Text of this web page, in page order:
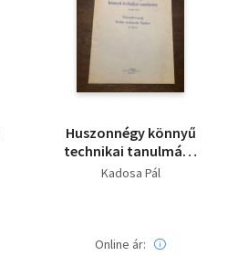
Huszonnégy könnyű
technikai tanulmány
zongorára
Kadosa Pál
Online ár: